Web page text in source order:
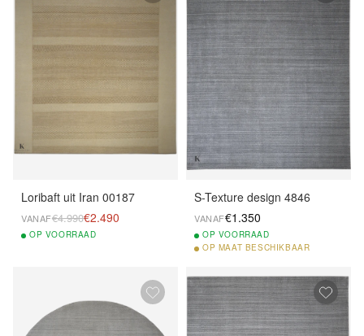
Loribaft uit Iran 00187
VANAF€4.990€2.490
OP VOORRAAD
S-Texture design 4846
VANAF€1.350
OP VOORRAAD
OP MAAT BESCHIKBAAR